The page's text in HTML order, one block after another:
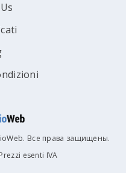
Все права защищены.
esenti IVA